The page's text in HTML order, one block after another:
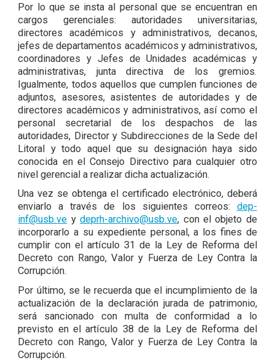
Por lo que se insta al personal que se encuentran en
cargos gerenciales: autoridades universitarias,
directores académicos y administrativos, decanos,
jefes de departamentos académicos y administrativos,
coordinadores y Jefes de Unidades académicas y
administrativas, junta directiva de los gremios.
Igualmente, todos aquellos que cumplen funciones de
adjuntos, asesores, asistentes de autoridades y de
directores académicos y administrativos, así como el
personal secretarial de los despachos de las
autoridades, Director y Subdirecciones de la Sede del
Litoral y todo aquel que su designación haya sido
conocida en el Consejo Directivo para cualquier otro
nivel gerencial a realizar dicha actualización.
Una vez se obtenga el certificado electrónico, deberá
enviarlo a través de los siguientes correos: dep-
inf@usb.ve y deprh-archivo@usb.ve, con el objeto de
incorporarlo a su expediente personal, a los fines de
cumplir con el artículo 31 de la Ley de Reforma del
Decreto con Rango, Valor y Fuerza de Ley Contra la
Corrupción.
Por último, se le recuerda que el incumplimiento de la
actualización de la declaración jurada de patrimonio,
será sancionado con multa de conformidad a lo
previsto en el artículo 38 de la Ley de Reforma del
Decreto con Rango, Valor y Fuerza de Ley Contra la
Corrupción.